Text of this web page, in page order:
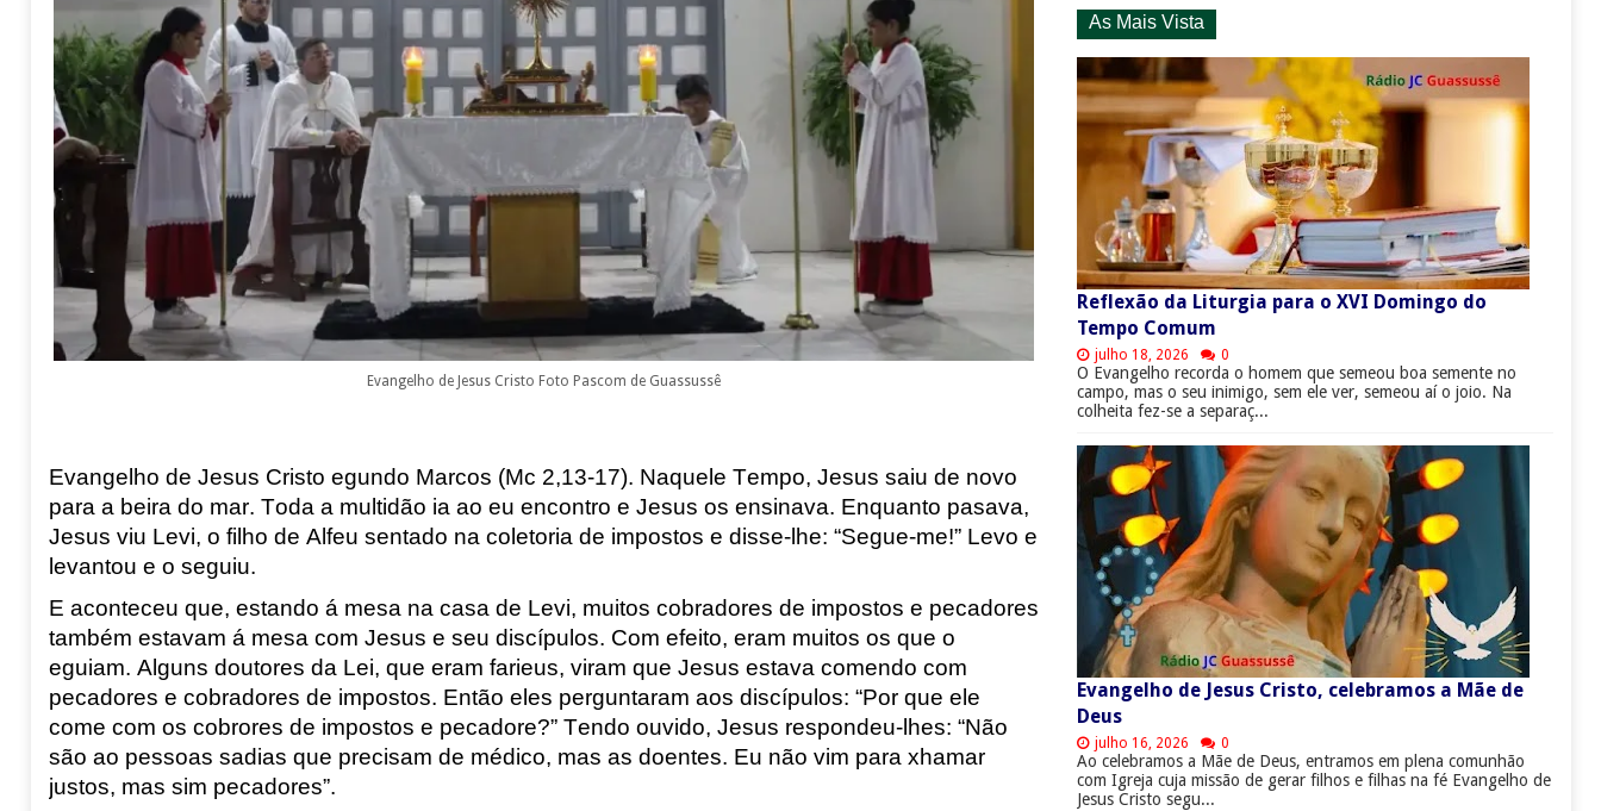
Evangelho de Jesus Cristo Foto Pascom de Guassussê
Evangelho de Jesus Cristo egundo Marcos (Mc 2,13-17). Naquele Tempo, Jesus saiu de novo
para a beira do mar. Toda a multidão ia ao eu encontro e Jesus os ensinava. Enquanto pasava,
Jesus viu Levi, o filho de Alfeu sentado na coletoria de impostos e disse-lhe: “Segue-me!” Levo e
levantou e o seguiu.
E aconteceu que, estando á mesa na casa de Levi, muitos cobradores de impostos e pecadores
também estavam á mesa com Jesus e seu discípulos. Com efeito, eram muitos os que o
eguiam. Alguns doutores da Lei, que eram farieus, viram que Jesus estava comendo com
pecadores e cobradores de impostos. Então eles perguntaram aos discípulos: “Por que ele
come com os cobrores de impostos e pecadore?” Tendo ouvido, Jesus respondeu-lhes: “Não
são ao pessoas sadias que precisam de médico, mas as doentes. Eu não vim para xhamar
justos, mas sim pecadores”.
As Mais Vista
Reflexão da Liturgia para o XVI Domingo do
Tempo Comum
julho 18, 2026 0
O Evangelho recorda o homem que semeou boa semente no
campo, mas o seu inimigo, sem ele ver, semeou aí o joio. Na
colheita fez-se a separaç...
Evangelho de Jesus Cristo, celebramos a Mãe de
Deus
julho 16, 2026 0
Ao celebramos a Mãe de Deus, entramos em plena comunhão
com Igreja cuja missão de gerar filhos e filhas na fé Evangelho de
Jesus Cristo segu...